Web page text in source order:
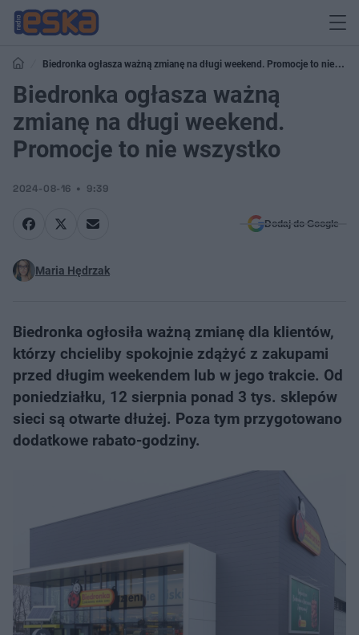
Biedronka ogłasza ważną zmianę na długi weekend. Promocje to nie
wszystko
Biedronka ogłasza ważną
zmianę na długi weekend.
Promocje to nie wszystko
2024-08-16 9:39
Dodaj do Google
Maria Hędrzak
Biedronka ogłosiła ważną zmianę dla klientów,
którzy chcieliby spokojnie zdążyć z zakupami
przed długim weekendem lub w jego trakcie. Od
poniedziałku, 12 sierpnia ponad 3 tys. sklepów
sieci są otwarte dłużej. Poza tym przygotowano
dodatkowe rabato-godziny.